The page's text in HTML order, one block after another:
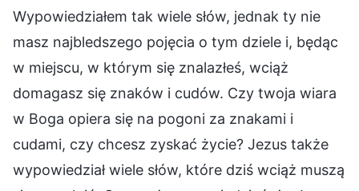
Wypowiedziałem tak wiele słów, jednak ty nie
masz najbledszego pojęcia o tym dziele i, będąc
w miejscu, w którym się znalazłeś, wciąż
domagasz się znaków i cudów. Czy twoja wiara
w Boga opiera się na pogoni za znakami i
cudami, czy chcesz zyskać życie? Jezus także
wypowiedział wiele słów, które dziś wciąż muszą